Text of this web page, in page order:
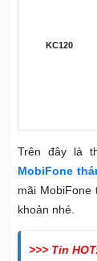
KC120
Trên đây là
MobiFone
mãi
khoản nhé.
>>> Tin